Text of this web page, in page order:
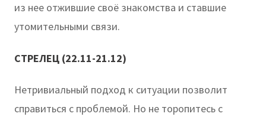
из нее отжившие своё знакомства и ставшие
утомительными связи.
СТРЕЛЕЦ (22.11-21.12)
Нетривиальный подход к ситуации позволит
справиться с проблемой. Но не торопитесь с